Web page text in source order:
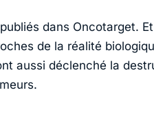
dans Oncotarget.
de la réalité
aussi déclenché la